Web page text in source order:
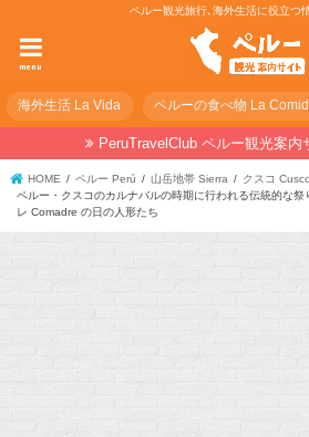
ペルー観光旅行､海外生活に役立つ
menu
海外生活 La Vida ペルーの食べ物 La
PeruTravelClub ペルー観光案内
HOME ペルー Perú 山岳地帯 Sierra
クスコ Cusco
ペルー・クスコのカルナバルの時期に行われる伝統的な
レ Comadre の日の人形たち